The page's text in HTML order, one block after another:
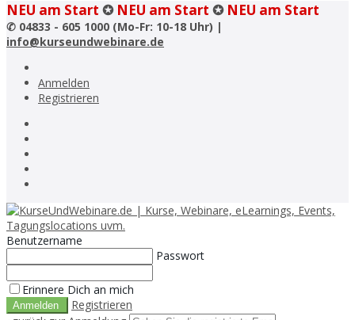
NEU am Start ✪ NEU am Start ✪ NEU am Start
✆ 04833 - 605 1000 (Mo-Fr: 10-18 Uhr) |
info@kurseundwebinare.de
Anmelden
Registrieren
Benutzername
Passwort
Erinnere Dich an mich
Registrieren